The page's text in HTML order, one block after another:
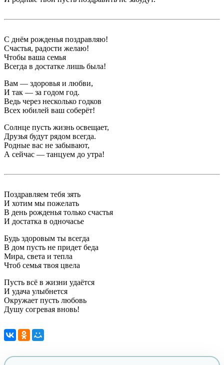
С днём рожденья поздравляю!
Счастья, радости желаю!
Чтобы ваша семья
Всегда в достатке лишь была!
Вам — здоровья и любви,
И так — за годом год.
Ведь через несколько годков
Всех юбилей ваш соберёт!
Солнце пусть жизнь освещает,
Друзья будут рядом всегда.
Родные вас не забывают,
А сейчас — танцуем до утра!
Поздравляем тебя зять
И хотим мы пожелать
В день рожденья только счастья
И достатка в одночасье
Будь здоровым ты всегда
В дом пусть не придет беда
Мира, света и тепла
Чтоб семья твоя цвела
Пусть всё в жизни удаётся
И удача улыбнется
Окружает пусть любовь
Душу согревая вновь!